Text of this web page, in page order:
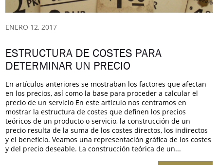
ENERO 12, 2017
ESTRUCTURA DE COSTES PARA
DETERMINAR UN PRECIO
En artículos anteriores se mostraban los factores que afectan
en los precios, así como la base para proceder a calcular el
precio de un servicio En este artículo nos centramos en
mostrar la estructura de costes que definen los precios
teóricos de un producto o servicio, la construcción de un
precio resulta de la suma de los costes directos, los indirectos
y el beneficio. Veamos una representación gráfica de los costes
y del precio deseable. La construcción teórica de un...